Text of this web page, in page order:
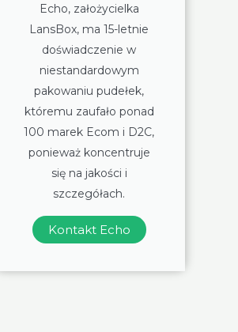
Echo, założycielka
LansBox, ma 15-letnie
doświadczenie w
niestandardowym
pakowaniu pudełek,
któremu zaufało ponad
100 marek Ecom i D2C,
ponieważ koncentruje
się na jakości i
szczegółach.
Kontakt Echo